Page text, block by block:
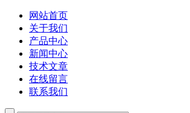
网站首页
关于我们
产品中心
新闻中心
技术文章
在线留言
联系我们